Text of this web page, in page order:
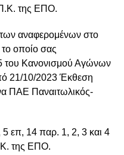
Π.Κ. της ΕΠΟ.
των αναφερομένων στο
οποίο σας
του Κανονισμού Αγώνων
21/10/2023 Έκθεση
ΠΑΕ Παναιτωλικός-
επ, 14 παρ. 1, 2, 3 και 4
της ΕΠΟ.